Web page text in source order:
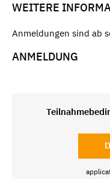
WEITERE
Anmeldungen sind ab
ANMELDUNG